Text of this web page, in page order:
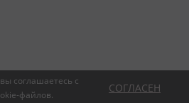
соглашаетесь с
файлов.
СОГЛАСЕН